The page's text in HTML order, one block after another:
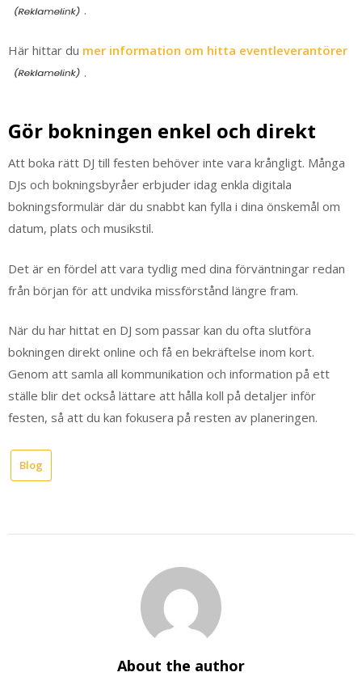
.
Här hittar du mer information om hitta eventleverantörer
.
Gör bokningen enkel och direkt
Att boka rätt DJ till festen behöver inte vara krångligt. Många
DJs och bokningsbyråer erbjuder idag enkla digitala
bokningsformulär där du snabbt kan fylla i dina önskemål om
datum, plats och musikstil.
Det är en fördel att vara tydlig med dina förväntningar redan
från början för att undvika missförstånd längre fram.
När du har hittat en DJ som passar kan du ofta slutföra
bokningen direkt online och få en bekräftelse inom kort.
Genom att samla all kommunikation och information på ett
ställe blir det också lättare att hålla koll på detaljer inför
festen, så att du kan fokusera på resten av planeringen.
Blog
About the author